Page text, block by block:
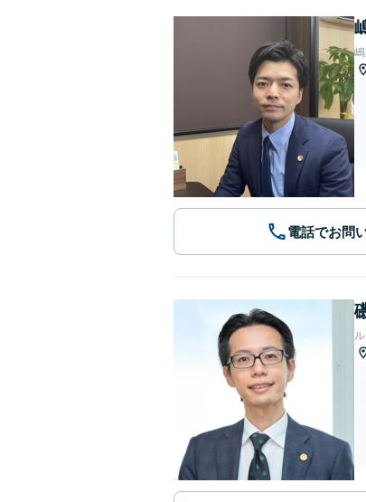
電話でお問